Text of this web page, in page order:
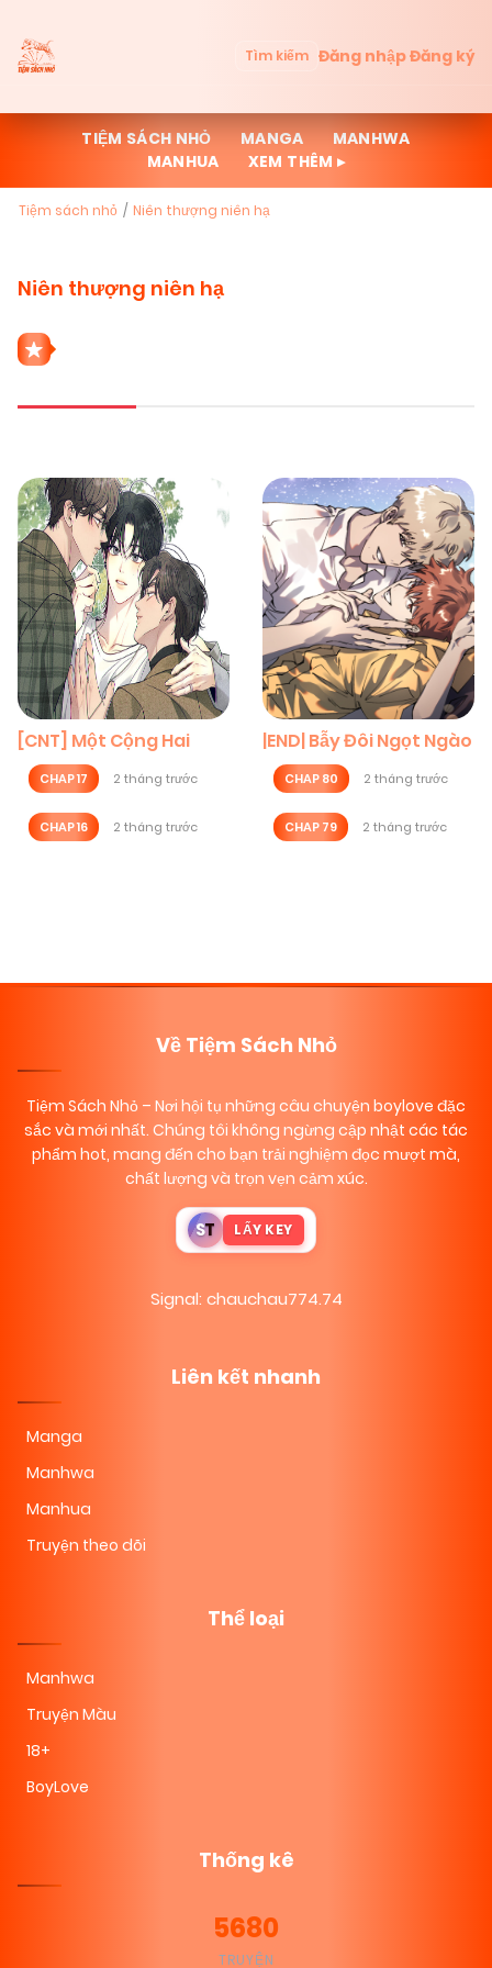
Tìm kiếm Đăng nhậpĐăng ký
TIỆM SÁCH NHỎ MANGA
MANHWA
MANHUA
XEM THÊM ▸
Tiệm sách nhỏ Niên thượng niên hạ
Niên thượng niên hạ
[CNT] Một Cộng Hai
CHAP 17 2 tháng trước
CHAP 16 2 tháng trước
|END| Bẫy Đôi Ngọt Ngào
CHAP 80 2 tháng trước
CHAP 79 2 tháng trước
Về Tiệm Sách Nhỏ
Tiệm Sách Nhỏ – Nơi hội tụ những câu chuyện boylove đặc
sắc và mới nhất. Chúng tôi không ngừng cập nhật các tác
phẩm hot, mang đến cho bạn trải nghiệm đọc mượt mà,
chất lượng và trọn vẹn cảm xúc.
ST LẤY KEY
Signal: chauchau774.74
Liên kết nhanh
Manga
Manhwa
Manhua
Truyện theo dõi
Thể loại
Manhwa
Truyện Màu
18+
BoyLove
Thống kê
5680
TRUYỆN